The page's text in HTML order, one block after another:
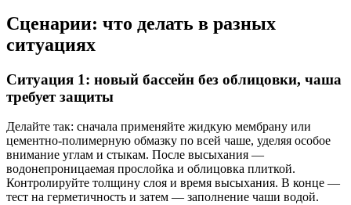
Сценарии: что делать в разных
ситуациях
Ситуация 1: новый бассейн без облицовки, чашa
требует защиты
Делайте так: сначала применяйте жидкую мембрану или
цементно-полимерную обмазку по всей чаше, уделяя особое
внимание углам и стыкам. После высыхания —
водонепроницаемая прослойка и облицовка плиткой.
Контролируйте толщину слоя и время высыхания. В конце —
тест на герметичность и затем — заполнение чаши водой.